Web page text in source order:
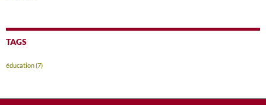
TAGS
éducation(7)